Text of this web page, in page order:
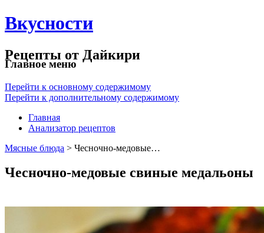
Вкусности
Рецепты от Дайкири
Главное меню
Перейти к основному содержимому
Перейти к дополнительному содержимому
Главная
Анализатор рецептов
Мясные блюда > Чесночно-медовые…
Чесночно-медовые свиные медальоны